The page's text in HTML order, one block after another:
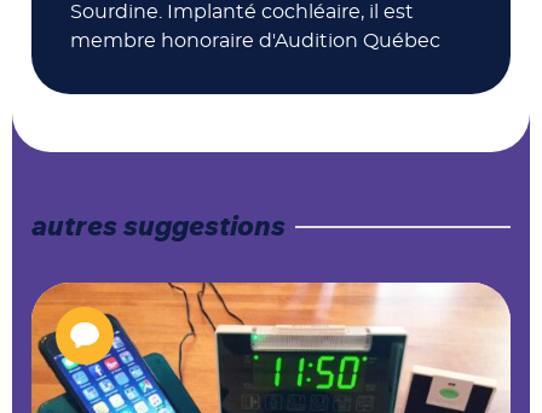
Sourdine. Implanté cochléaire, il est
membre honoraire d'Audition Québec
autres suggestions